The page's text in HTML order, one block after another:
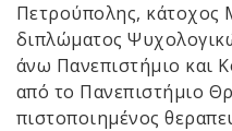
Πετρούπολης, κάτοχος
διπλώματος
άνω Πανεπιστήμιο και
από το Πανεπιστήμιο
πιστοποιημένος